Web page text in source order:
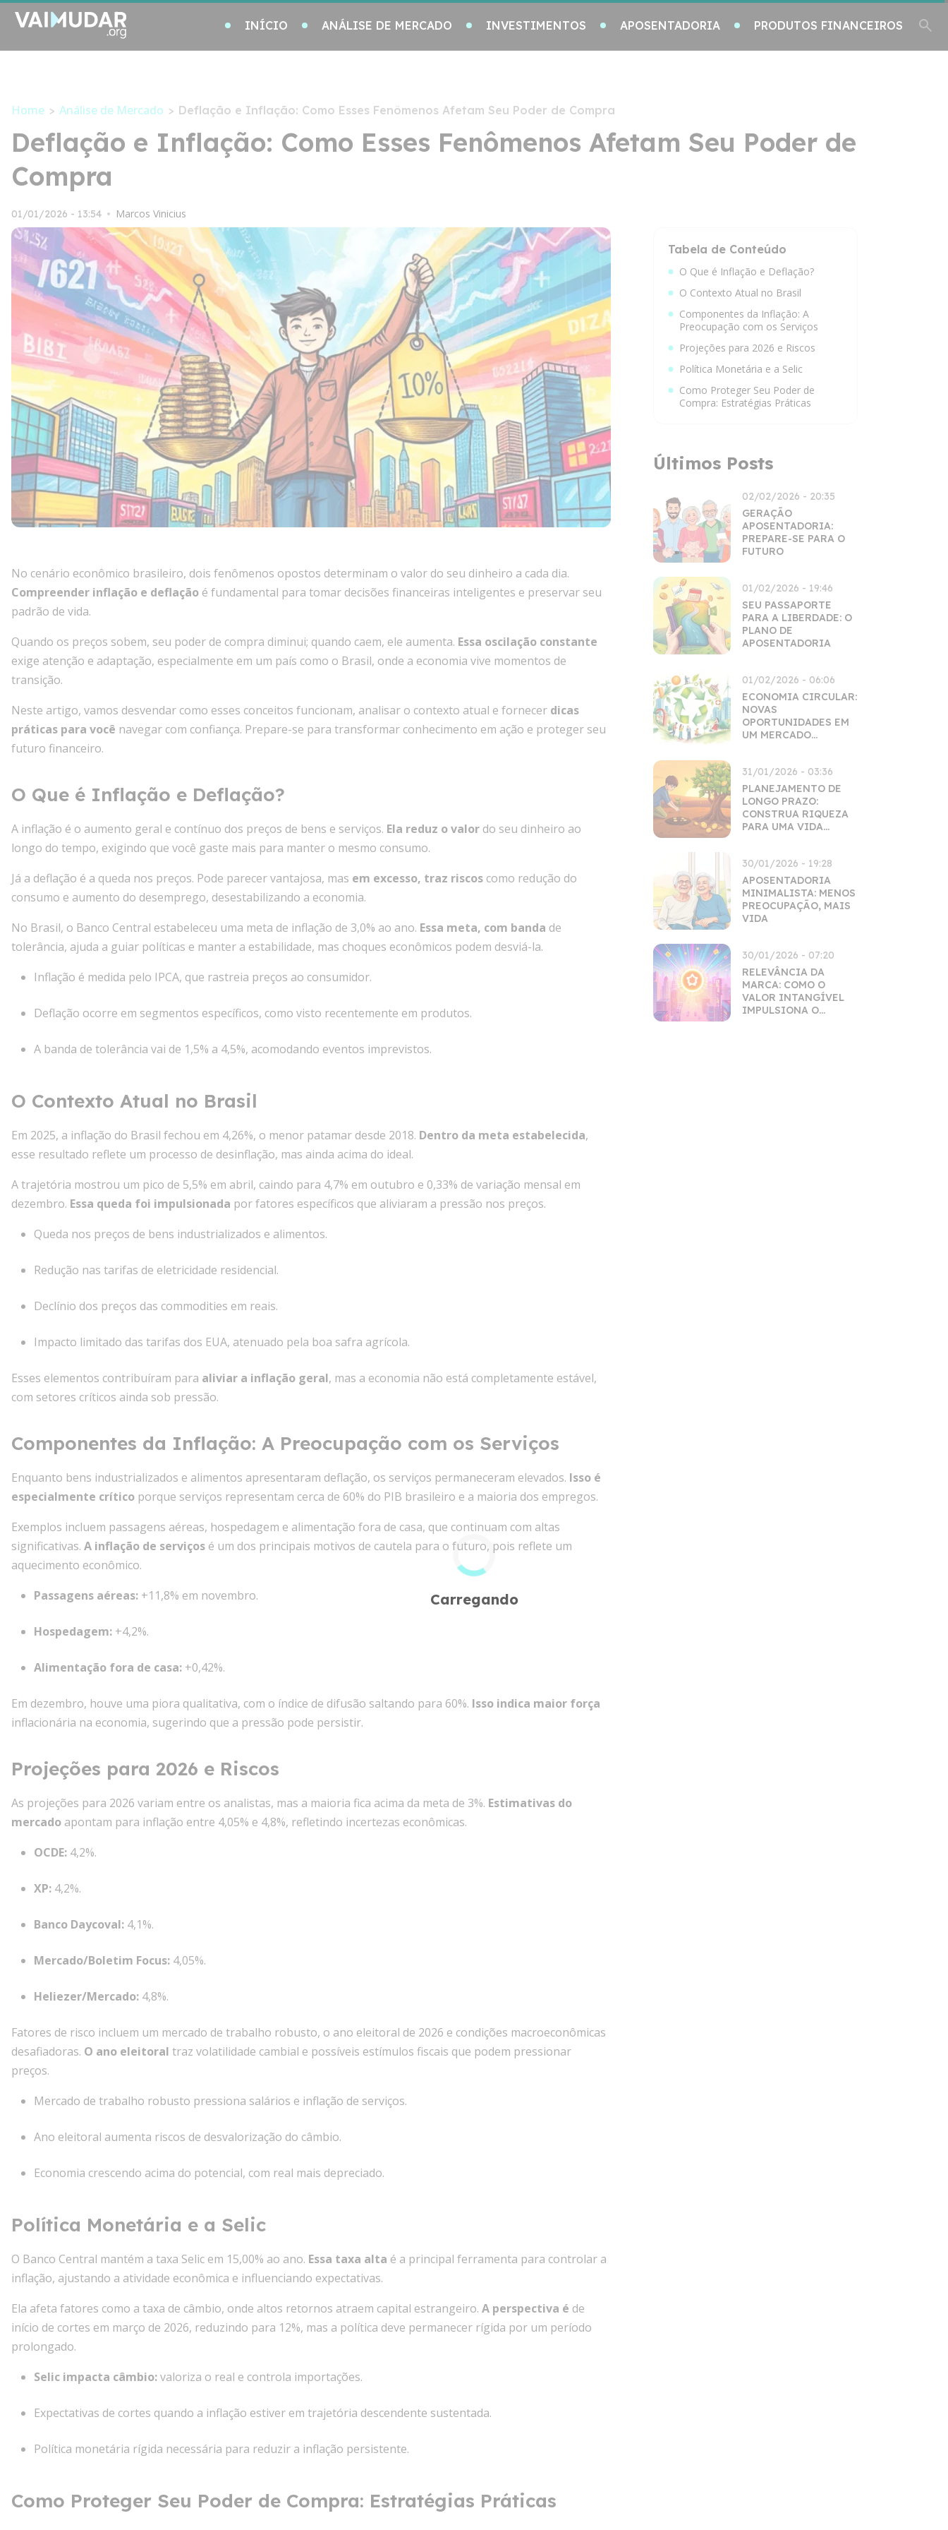
INÍCIO ANÁLISE DE MERCADO INVESTIMENTOS APOSENTADORIA PRODUTOS FINANCEIROS
Home > Análise de Mercado > Deflação e Inflação: Como Esses Fenômenos Afetam Seu Poder de Compra
Deflação e Inflação: Como Esses Fenômenos Afetam Seu Poder de
Compra
01/01/2026 - 13:54 • Marcos Vinicius
No cenário econômico brasileiro, dois fenômenos opostos determinam o valor do seu dinheiro a cada dia.
Compreender inflação e deflação é fundamental para tomar decisões financeiras inteligentes e preservar seu
padrão de vida.
Quando os preços sobem, seu poder de compra diminui; quando caem, ele aumenta. Essa oscilação constante
exige atenção e adaptação, especialmente em um país como o Brasil, onde a economia vive momentos de
transição.
Neste artigo, vamos desvendar como esses conceitos funcionam, analisar o contexto atual e fornecer dicas
práticas para você navegar com confiança. Prepare-se para transformar conhecimento em ação e proteger seu
futuro financeiro.
O Que é Inflação e Deflação?
A inflação é o aumento geral e contínuo dos preços de bens e serviços. Ela reduz o valor do seu dinheiro ao
longo do tempo, exigindo que você gaste mais para manter o mesmo consumo.
Já a deflação é a queda nos preços. Pode parecer vantajosa, mas em excesso, traz riscos como redução do
consumo e aumento do desemprego, desestabilizando a economia.
No Brasil, o Banco Central estabeleceu uma meta de inflação de 3,0% ao ano. Essa meta, com banda de
tolerância, ajuda a guiar políticas e manter a estabilidade, mas choques econômicos podem desviá-la.
Inflação é medida pelo IPCA, que rastreia preços ao consumidor.
Deflação ocorre em segmentos específicos, como visto recentemente em produtos.
A banda de tolerância vai de 1,5% a 4,5%, acomodando eventos imprevistos.
O Contexto Atual no Brasil
Em 2025, a inflação do Brasil fechou em 4,26%, o menor patamar desde 2018. Dentro da meta estabelecida,
esse resultado reflete um processo de desinflação, mas ainda acima do ideal.
A trajetória mostrou um pico de 5,5% em abril, caindo para 4,7% em outubro e 0,33% de variação mensal em
dezembro. Essa queda foi impulsionada por fatores específicos que aliviaram a pressão nos preços.
Queda nos preços de bens industrializados e alimentos.
Redução nas tarifas de eletricidade residencial.
Declínio dos preços das commodities em reais.
Impacto limitado das tarifas dos EUA, atenuado pela boa safra agrícola.
Esses elementos contribuíram para aliviar a inflação geral, mas a economia não está completamente estável,
com setores críticos ainda sob pressão.
Componentes da Inflação: A Preocupação com os Serviços
Enquanto bens industrializados e alimentos apresentaram deflação, os serviços permaneceram elevados. Isso é
especialmente crítico porque serviços representam cerca de 60% do PIB brasileiro e a maioria dos empregos.
Exemplos incluem passagens aéreas, hospedagem e alimentação fora de casa, que continuam com altas
significativas. A inflação de serviços é um dos principais motivos de cautela para o futuro, pois reflete um
aquecimento econômico.
Passagens aéreas: +11,8% em novembro.
Hospedagem: +4,2%.
Alimentação fora de casa: +0,42%.
Em dezembro, houve uma piora qualitativa, com o índice de difusão saltando para 60%. Isso indica maior força
inflacionária na economia, sugerindo que a pressão pode persistir.
Projeções para 2026 e Riscos
As projeções para 2026 variam entre os analistas, mas a maioria fica acima da meta de 3%. Estimativas do
mercado apontam para inflação entre 4,05% e 4,8%, refletindo incertezas econômicas.
OCDE: 4,2%.
XP: 4,2%.
Banco Daycoval: 4,1%.
Mercado/Boletim Focus: 4,05%.
Heliezer/Mercado: 4,8%.
Fatores de risco incluem um mercado de trabalho robusto, o ano eleitoral de 2026 e condições macroeconômicas
desafiadoras. O ano eleitoral traz volatilidade cambial e possíveis estímulos fiscais que podem pressionar
preços.
Mercado de trabalho robusto pressiona salários e inflação de serviços.
Ano eleitoral aumenta riscos de desvalorização do câmbio.
Economia crescendo acima do potencial, com real mais depreciado.
Política Monetária e a Selic
O Banco Central mantém a taxa Selic em 15,00% ao ano. Essa taxa alta é a principal ferramenta para controlar a
inflação, ajustando a atividade econômica e influenciando expectativas.
Ela afeta fatores como a taxa de câmbio, onde altos retornos atraem capital estrangeiro. A perspectiva é de
início de cortes em março de 2026, reduzindo para 12%, mas a política deve permanecer rígida por um período
prolongado.
Selic impacta câmbio:valoriza o real e controla importações.
Expectativas de cortes quando a inflação estiver em trajetória descendente sustentada.
Política monetária rígida necessária para reduzir a inflação persistente.
Como Proteger Seu Poder de Compra: Estratégias Práticas
Tabela de Conteúdo
O Que é Inflação e Deflação?
O Contexto Atual no Brasil
Componentes da Inflação: A
Preocupação com os Serviços
Projeções para 2026 e Riscos
Política Monetária e a Selic
Como Proteger Seu Poder de
Compra: Estratégias Práticas
Últimos Posts
02/02/2026 - 20:35
GERAÇÃO
APOSENTADORIA:
PREPARE-SE PARA O
FUTURO
01/02/2026 - 19:46
SEU PASSAPORTE
PARA A LIBERDADE: O
PLANO DE
APOSENTADORIA
01/02/2026 - 06:06
ECONOMIA CIRCULAR:
NOVAS
OPORTUNIDADES EM
UM MERCADO
31/01/2026 - 03:36
PLANEJAMENTO DE
LONGO PRAZO:
CONSTRUA RIQUEZA
PARA UMA VIDA
30/01/2026 - 19:28
APOSENTADORIA
MINIMALISTA: MENOS
PREOCUPAÇÃO, MAIS
VIDA
30/01/2026 - 07:20
RELEVÂNCIA DA
MARCA: COMO O
VALOR INTANGÍVEL
IMPULSIONA O